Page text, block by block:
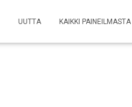
UUTTA KAIKKI PAINEILMASTA